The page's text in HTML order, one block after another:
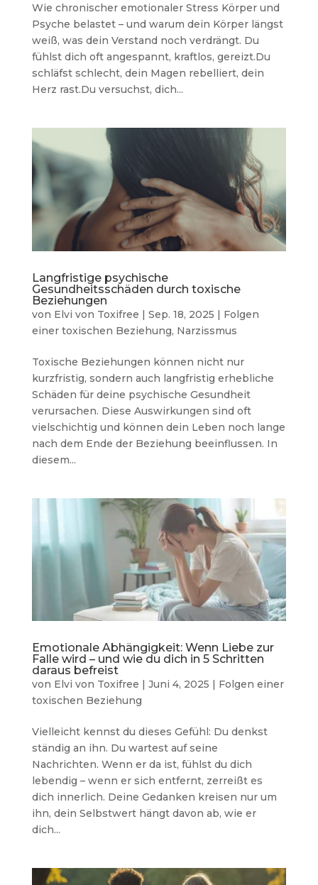
Wie chronischer emotionaler Stress Körper und
Psyche belastet – und warum dein Körper längst
weiß, was dein Verstand noch verdrängt. Du
fühlst dich oft angespannt, kraftlos, gereizt.Du
schläfst schlecht, dein Magen rebelliert, dein
Herz rast.Du versuchst, dich...
Langfristige psychische
Gesundheitsschäden durch toxische
Beziehungen
von Elvi von Toxifree | Sep. 18, 2025 | Folgen
einer toxischen Beziehung, Narzissmus
Toxische Beziehungen können nicht nur
kurzfristig, sondern auch langfristig erhebliche
Schäden für deine psychische Gesundheit
verursachen. Diese Auswirkungen sind oft
vielschichtig und können dein Leben noch lange
nach dem Ende der Beziehung beeinflussen. In
diesem...
Emotionale Abhängigkeit: Wenn Liebe zur
Falle wird – und wie du dich in 5 Schritten
daraus befreist
von Elvi von Toxifree | Juni 4, 2025 | Folgen einer
toxischen Beziehung
Vielleicht kennst du dieses Gefühl: Du denkst
ständig an ihn. Du wartest auf seine
Nachrichten. Wenn er da ist, fühlst du dich
lebendig – wenn er sich entfernt, zerreißt es
dich innerlich. Deine Gedanken kreisen nur um
ihn, dein Selbstwert hängt davon ab, wie er
dich...